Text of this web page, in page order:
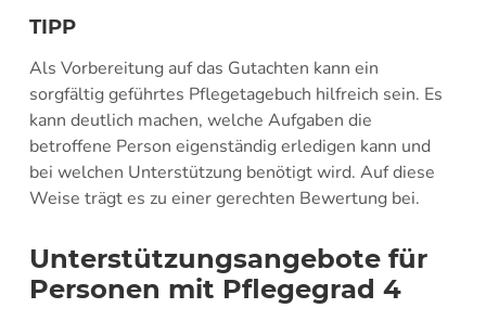
TIPP
Als Vorbereitung auf das Gutachten kann ein
sorgfältig geführtes Pflegetagebuch hilfreich sein. Es
kann deutlich machen, welche Aufgaben die
betroffene Person eigenständig erledigen kann und
bei welchen Unterstützung benötigt wird. Auf diese
Weise trägt es zu einer gerechten Bewertung bei.
Unterstützungsangebote für
Personen mit Pflegegrad 4